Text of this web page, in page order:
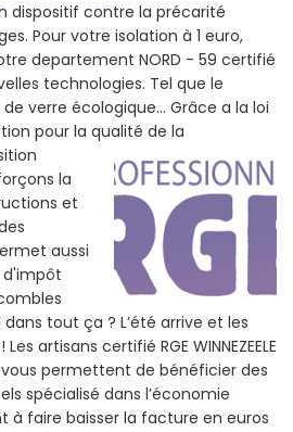
dispositif contre la précarité
Pour votre isolation à 1 euro,
departement NORD - 59 certifié
technologies. Tel que le
verre écologique... Grâce a la loi
pour la qualité de la
la
et
aussi
d'impôt
dans tout ça ? L’été arrive et les
artisans certifié RGE WINNEZEELE
vous permettent de bénéficier des
spécialisé dans l’économie
à faire baisser la facture en euros